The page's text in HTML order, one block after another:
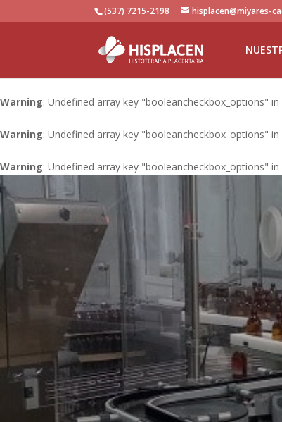
(537) 7215-2198 hisplacen@miyares-
Warning: Undefined array key "booleancheckbox_options" in
Warning: Undefined array key "booleancheckbox_options" in
Warning: Undefined array key "booleancheckbox_options" in